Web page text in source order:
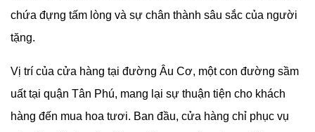
chứa đựng tấm lòng và sự chân thành sâu sắc của người
tặng.
Vị trí của cửa hàng tại đường Âu Cơ, một con đường sầm
uất tại quận Tân Phú, mang lại sự thuận tiện cho khách
hàng đến mua hoa tươi. Ban đầu, cửa hàng chỉ phục vụ